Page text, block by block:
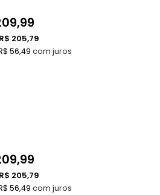
56,49 com juros
R$ 205,79
56,49 com juros
R$ 205,79